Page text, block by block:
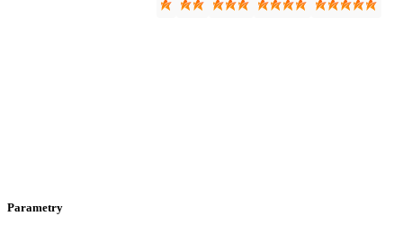
Parametry